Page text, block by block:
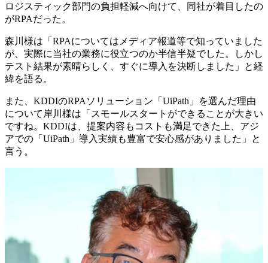
ロジスティック部門の負担軽減へ向けて、同社が着目したの
がRPAだった。
森川様は「RPAについてはメディア報道等で知っていました
が、実際に当社の業務に役立つのか半信半疑でした。しかし
テスト結果が素晴らしく、すぐに導入を決断しました」と経
緯を語る。
また、KDDIのRPAソリューション「UiPath」を選んだ理由
について岸川様は「スモールスタートができることが大きい
ですね。KDDIは、提案内容もコストも満足できた上、アジ
アでの「UiPath」導入実績も豊富で安心感がありました」と
言う。